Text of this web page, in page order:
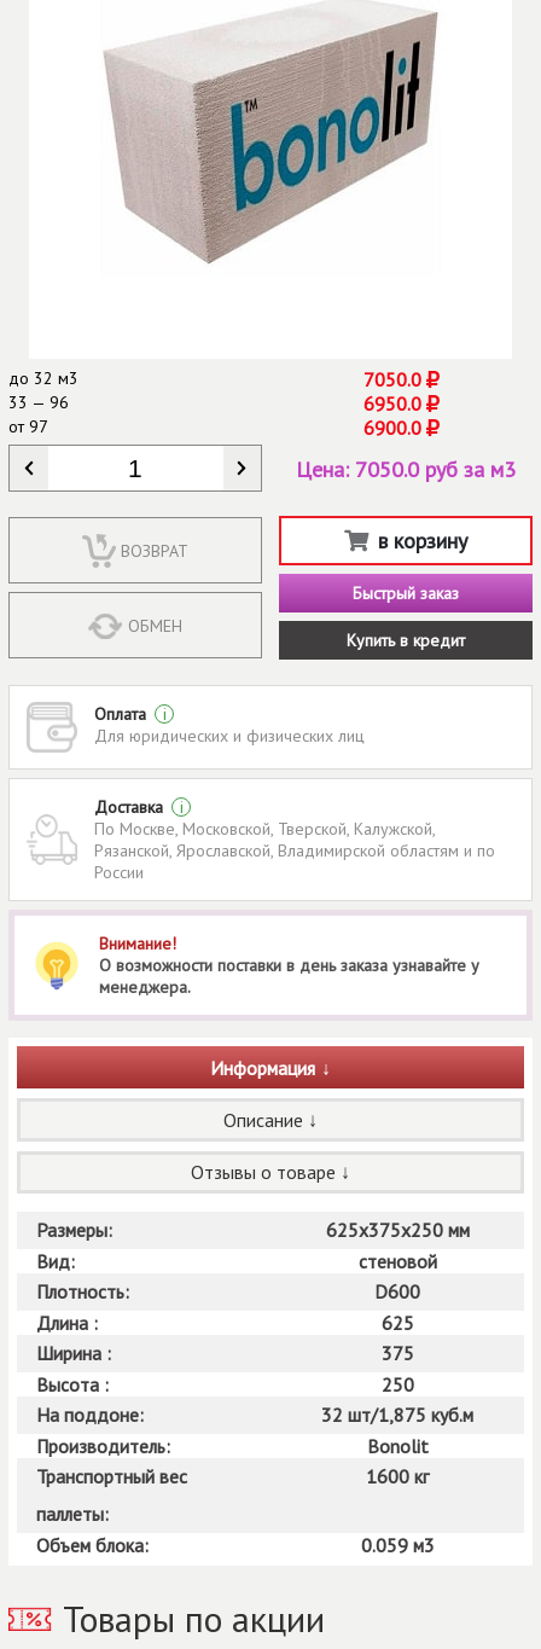
до 32 м3 7050.0
33 — 96 6950.0
от97 6900.0
КОЛИЧЕСТВО
ВОЗВРАТ
ОБМЕН
Цена: 7050.0 руб за м3
в корзину
Быстрый заказ
Купить в кредит
Оплата
i
Для юридических и физических лиц
Доставка
i
По Москве, Московской, Тверской, Калужской,
Рязанской, Ярославской, Владимирской областям и по
России
Внимание!
О возможности поставки в день заказа узнавайте у
менеджера.
Информация
Описание
Отзывы о товаре
Размеры:
625х375х250 мм
Вид:
стеновой
Плотность:
D600
Длина :
625
Ширина :
375
Высота :
250
На поддоне:
32 шт/1,875 куб.м
Производитель:
Bonolit
Транспортный вес
паллеты:
1600 кг
Объем блока: 0.059 м3
дмитров, ул, электросталь, завод, звонок, армированные, заказать,
poritep, длина, ширина, плитка, высота, жби, тротуарная, клинкерный,
Товары по акции